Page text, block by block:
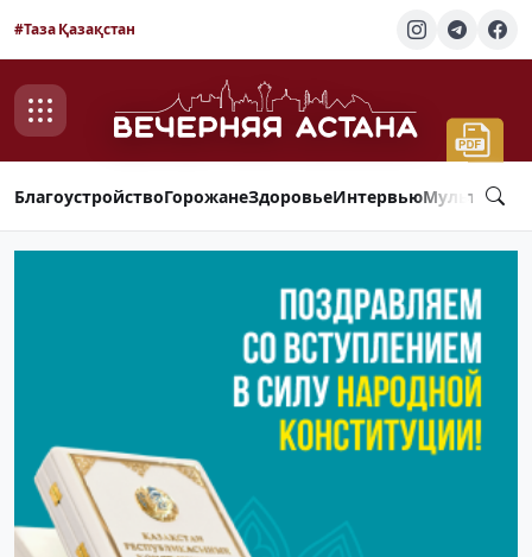
#Таза Қазақстан
БлагоустройствоГорожанеЗдоровьеИнтервью